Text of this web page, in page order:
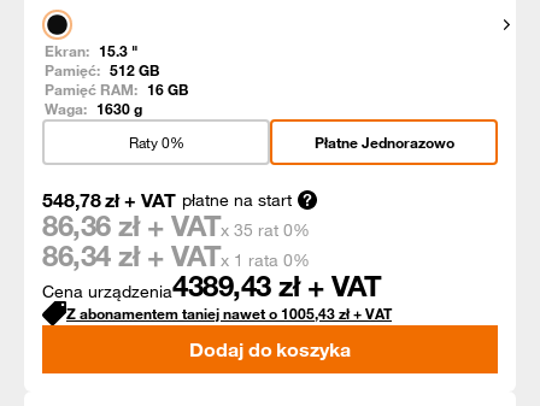
Ekran: 15.3 "
Pamięć: 512GB
Pamięć RAM: 16GB
Waga: 1630g
Płatne Jednorazowo
Raty 0%
Cena urządzenia4389,43 zł + VAT
548,78zł+ VAT płatne na start
86,36 zł + VATx 35 rat 0%
86,34 zł + VATx 1 rata 0%
Z abonamentem taniej nawet o1005,43zł+ VAT
Dodaj do koszyka